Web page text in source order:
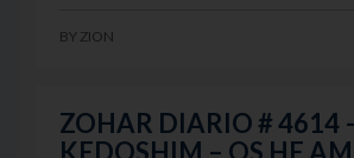
BY ZION
ZOHAR DIARIO # 4614
KEDOSHIM – OS HE